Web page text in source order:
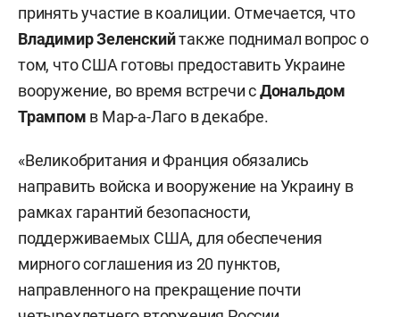
принять участие в коалиции. Отмечается, что
Владимир Зеленскийтакже поднимал вопрос о
том, что США готовы предоставить Украине
вооружение, во время встречи сДональдом
Трампом в Мар-а-Лаго в декабре.
«Великобритания и Франция обязались
направить войска и вооружение на Украину в
рамках гарантий безопасности,
поддерживаемых США, для обеспечения
мирного соглашения из 20 пунктов,
направленного на прекращение почти